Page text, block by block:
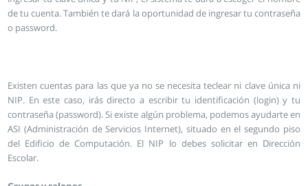
de tu cuenta. También te dará la oportunidad de ingresar tu contraseña
o password.
Existen cuentas para las que ya no se necesita teclear ni clave única ni
NIP. En este caso, irás directo a escribir tu identificación (login) y tu
contraseña (password). Si existe algún problema, podemos ayudarte en
ASI (Administración de Servicios Internet), situado en el segundo piso
del Edificio de Computación. El NIP lo debes solicitar en Dirección
Escolar.